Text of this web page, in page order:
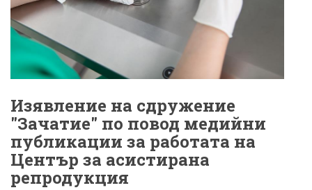
Изявление на сдружение
"Зачатие" по повод медийни
публикации за работата на
Център за асистирана
репродукция